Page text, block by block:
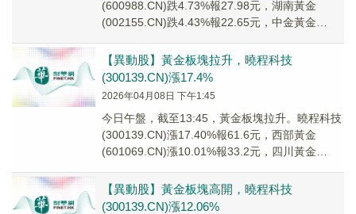
(600988.CN)跌4.73%報27.98元，湖南黃金
(002155.CN)跌4.43%報22.65元，中金黃金
【異動股】黃金板塊拉升，曉程科技
(300139.CN)漲17.4%
2026年04月08日 下午1:45
今日午盤，截至13:45，黃金板塊拉升。曉程科技
(300139.CN)漲17.40%報61.6元，西部黃金
(601069.CN)漲10.01%報33.2元，四川黃金
【異動股】黃金板塊高開，曉程科技
(300139.CN)漲12.06%